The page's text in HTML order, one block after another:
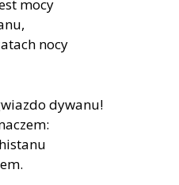
mocy
nocy
dywanu!